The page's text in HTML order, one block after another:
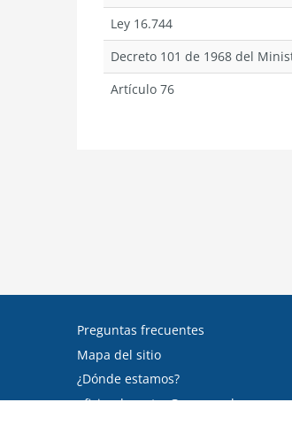
Ley 16.744
Decreto 101 de 1968 del
Artículo 76
Preguntas frecuentes
Mapa del sitio
¿Dónde estamos?
oficinadepartes@suseso.cl